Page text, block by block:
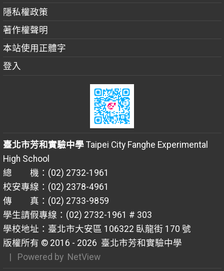
隱私權政策
著作權聲明
本站使用正體字
登入
臺北市芳和實驗中學Taipei City Fanghe Experimental
High School
總 機：(02) 2732-1961
校安專線：(02) 2378-4961
傳 真：(02) 2733-9859
學生請假專線：(02) 2732-1961 # 303
學校地址：臺北市大安區 106322 臥龍街 170 號
版權所有 © 2016 - 2026 臺北市芳和實驗中學
| Powered by NetView